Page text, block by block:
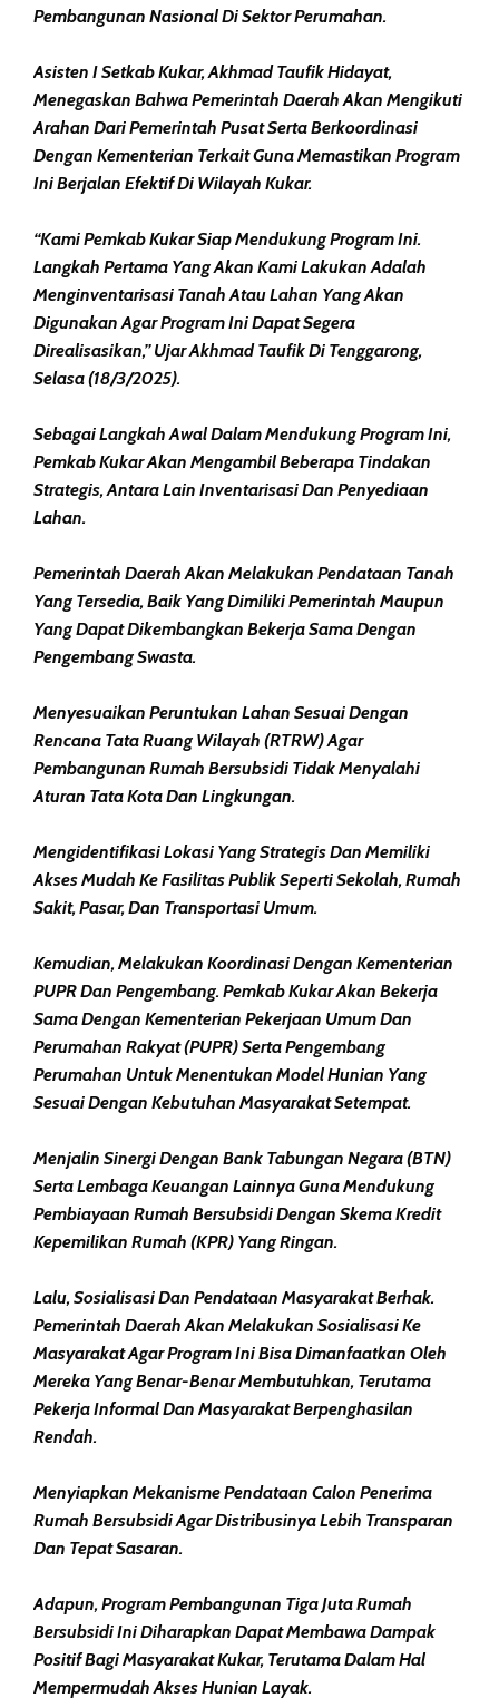
Pembangunan Nasional Di Sektor Perumahan.
Asisten I Setkab Kukar, Akhmad Taufik Hidayat,
Menegaskan Bahwa Pemerintah Daerah Akan Mengikuti
Arahan Dari Pemerintah Pusat Serta Berkoordinasi
Dengan Kementerian Terkait Guna Memastikan Program
Ini Berjalan Efektif Di Wilayah Kukar.
“Kami Pemkab Kukar Siap Mendukung Program Ini.
Langkah Pertama Yang Akan Kami Lakukan Adalah
Menginventarisasi Tanah Atau Lahan Yang Akan
Digunakan Agar Program Ini Dapat Segera
Direalisasikan,” Ujar Akhmad Taufik Di Tenggarong,
Selasa (18/3/2025).
Sebagai Langkah Awal Dalam Mendukung Program Ini,
Pemkab Kukar Akan Mengambil Beberapa Tindakan
Strategis, Antara Lain Inventarisasi Dan Penyediaan
Lahan.
Pemerintah Daerah Akan Melakukan Pendataan Tanah
Yang Tersedia, Baik Yang Dimiliki Pemerintah Maupun
Yang Dapat Dikembangkan Bekerja Sama Dengan
Pengembang Swasta.
Menyesuaikan Peruntukan Lahan Sesuai Dengan
Rencana Tata Ruang Wilayah (RTRW) Agar
Pembangunan Rumah Bersubsidi Tidak Menyalahi
Aturan Tata Kota Dan Lingkungan.
Mengidentifikasi Lokasi Yang Strategis Dan Memiliki
Akses Mudah Ke Fasilitas Publik Seperti Sekolah, Rumah
Sakit, Pasar, Dan Transportasi Umum.
Kemudian, Melakukan Koordinasi Dengan Kementerian
PUPR Dan Pengembang. Pemkab Kukar Akan Bekerja
Sama Dengan Kementerian Pekerjaan Umum Dan
Perumahan Rakyat (PUPR) Serta Pengembang
Perumahan Untuk Menentukan Model Hunian Yang
Sesuai Dengan Kebutuhan Masyarakat Setempat.
Menjalin Sinergi Dengan Bank Tabungan Negara (BTN)
Serta Lembaga Keuangan Lainnya Guna Mendukung
Pembiayaan Rumah Bersubsidi Dengan Skema Kredit
Kepemilikan Rumah (KPR) Yang Ringan.
Lalu, Sosialisasi Dan Pendataan Masyarakat Berhak.
Pemerintah Daerah Akan Melakukan Sosialisasi Ke
Masyarakat Agar Program Ini Bisa Dimanfaatkan Oleh
Mereka Yang Benar-Benar Membutuhkan, Terutama
Pekerja Informal Dan Masyarakat Berpenghasilan
Rendah.
Menyiapkan Mekanisme Pendataan Calon Penerima
Rumah Bersubsidi Agar Distribusinya Lebih Transparan
Dan Tepat Sasaran.
Adapun, Program Pembangunan Tiga Juta Rumah
Bersubsidi Ini Diharapkan Dapat Membawa Dampak
Positif Bagi Masyarakat Kukar, Terutama Dalam Hal
Mempermudah Akses Hunian Layak.